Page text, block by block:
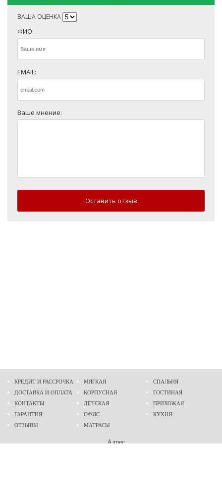
ВАША ОЦЕНКА
ФИО:
EMAIL:
Ваше мнение:
Оставить отзыв
КРЕДИТ И РАССРОЧКА
ДОСТАВКА И ОПЛАТА
КОНТАКТЫ
ГАРАНТИЯ
ОТЗЫВЫ
МЯГКАЯ
КОРПУСНАЯ
ДЕТСКАЯ
ОФИС
МАТРАСЫ
СПАЛЬНЯ
ГОСТИНАЯ
ПРИХОЖАЯ
КУХНЯ
Адрес